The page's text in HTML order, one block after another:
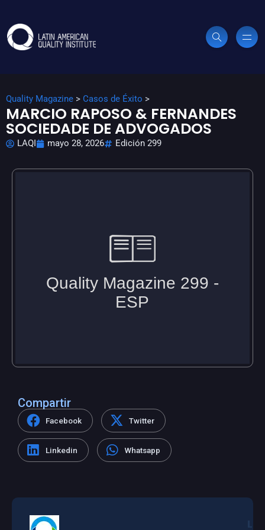
Quality Magazine > Casos de Éxito >
MARCIO RAPOSO & FERNANDES
SOCIEDADE DE ADVOGADOS
LAQI mayo 28, 2026 Edición 299
Compartir
Facebook Twitter
Linkedin Whatsapp